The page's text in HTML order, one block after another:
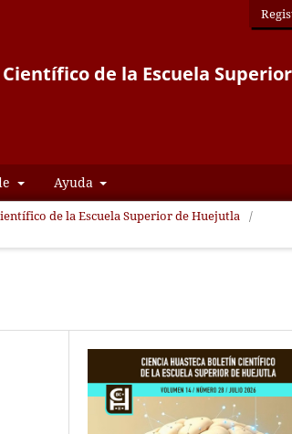
de la Escuela
Ayuda
de la Escuela Superior de Huejutla /